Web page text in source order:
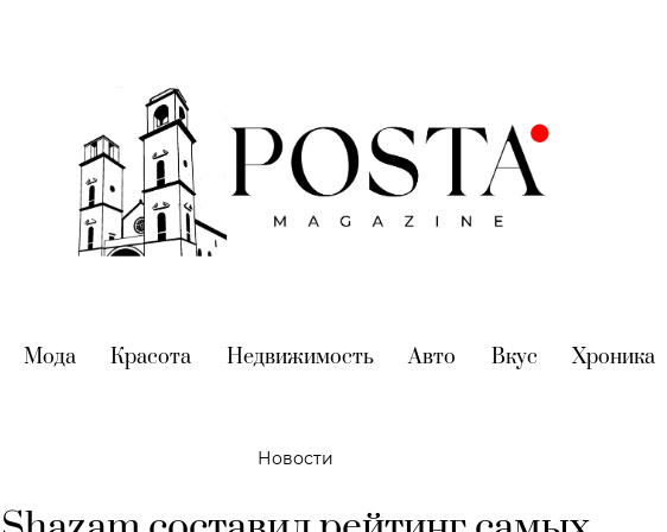
(current)
Мода(current)
Красота (current)
Недвижимость(current)
Авто (current)
Вкус (current)
Хроника
Новости